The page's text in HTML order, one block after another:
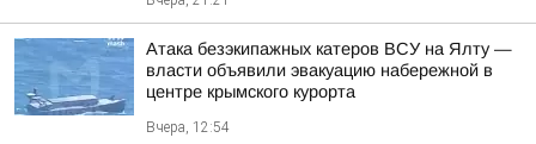
Атака безэкипажных катеров ВСУ на Ялту —
власти объявили эвакуацию набережной в
центре крымского курорта
Вчера, 12:54